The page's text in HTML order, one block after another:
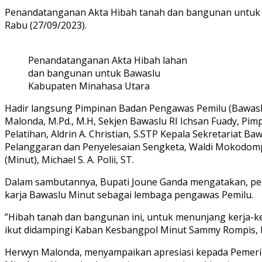
Penandatanganan Akta Hibah tanah dan bangunan
Rabu (27/09/2023).
Penandatanganan Akta Hibah lahan
dan bangunan untuk Bawaslu
Kabupaten Minahasa Utara
Hadir langsung Pimpinan Badan Pengawas Pemilu
Malonda, M.Pd., M.H, Sekjen Bawaslu RI Ichsan Fuady,
Pelatihan, Aldrin A. Christian, S.STP Kepala Sekretariat
Pelanggaran dan Penyelesaian Sengketa, Waldi
(Minut), Michael S. A. Polii, ST.
Dalam sambutannya, Bupati Joune Ganda mengatakan,
karja Bawaslu Minut sebagai lembaga pengawas Pemilu.
”Hibah tanah dan bangunan ini, untuk menunjang kerja-
ikut didampingi Kaban Kesbangpol Minut Sammy
Herwyn Malonda, menyampaikan apresiasi kepada